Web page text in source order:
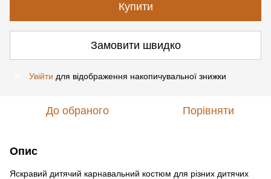
Купити
Замовити швидко
Увійти для відображення накопичувальної знижки
До обраного Порівняти
Опис
Яскравий дитячий карнавальний костюм для різних дитячих